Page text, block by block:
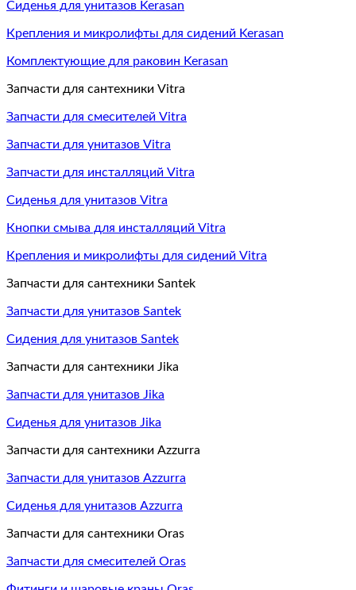
Сиденья для унитазов Kerasan
Крепления и микролифты для сидений Kerasan
Комплектующие для раковин Kerasan
Запчасти для сантехники Vitra
Запчасти для смесителей Vitra
Запчасти для унитазов Vitra
Запчасти для инсталляций Vitra
Сиденья для унитазов Vitra
Кнопки смыва для инсталляций Vitra
Крепления и микролифты для сидений Vitra
Запчасти для сантехники Santek
Запчасти для унитазов Santek
Сидения для унитазов Santek
Запчасти для сантехники Jika
Запчасти для унитазов Jika
Сиденья для унитазов Jika
Запчасти для сантехники Azzurra
Запчасти для унитазов Azzurra
Сиденья для унитазов Azzurra
Запчасти для сантехники Oras
Запчасти для смесителей Oras